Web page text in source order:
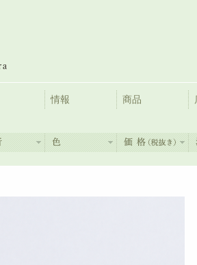
情報 商品